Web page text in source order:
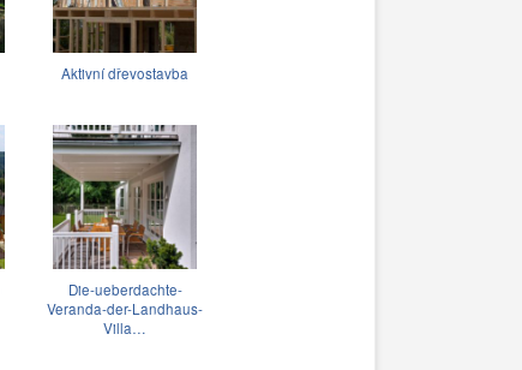
Aktivní dřevostavba
Die-ueberdachte-
Veranda-der-Landhaus-
Villa…